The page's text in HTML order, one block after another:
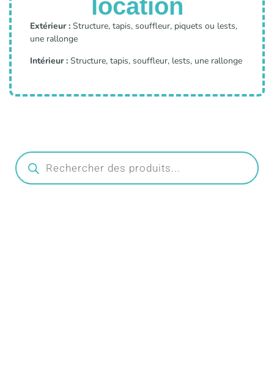
location
Extérieur : Structure, tapis, souffleur, piquets ou lests,
une rallonge
Intérieur : Structure, tapis, souffleur, lests, une rallonge